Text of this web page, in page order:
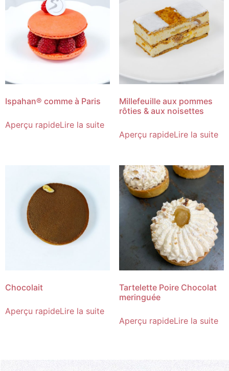
Ispahan® comme à Paris
Aperçu rapideLire la suite
Millefeuille aux pommes
rôties & aux noisettes
Aperçu rapideLire la suite
Chocolait
Aperçu rapideLire la suite
Tartelette Poire Chocolat
meringuée
Aperçu rapideLire la suite